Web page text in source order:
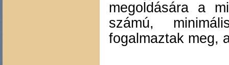
megoldására a
számú,
fogalmaztak meg,